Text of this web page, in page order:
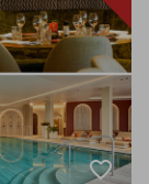
favorite_border